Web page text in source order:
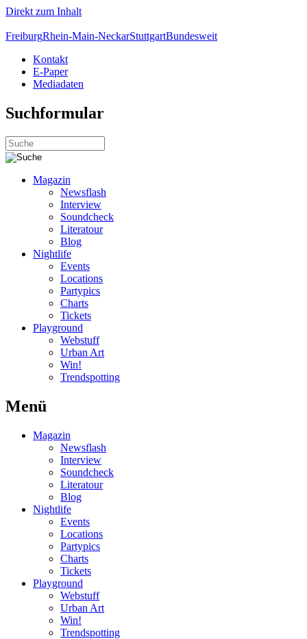
Direkt zum Inhalt
FreiburgRhein-Main-NeckarStuttgartBundesweit
Kontakt
E-Paper
Mediadaten
Suchformular
Magazin
Newsflash
Interview
Soundcheck
Literatour
Blog
Nightlife
Events
Locations
Partypics
Charts
Tickets
Playground
Webstuff
Urban Art
Win!
Trendspotting
Menü
Magazin
Newsflash
Interview
Soundcheck
Literatour
Blog
Nightlife
Events
Locations
Partypics
Charts
Tickets
Playground
Webstuff
Urban Art
Win!
Trendspotting